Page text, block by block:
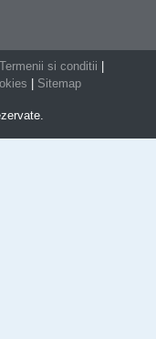
Termenii si conditii
Sitemap